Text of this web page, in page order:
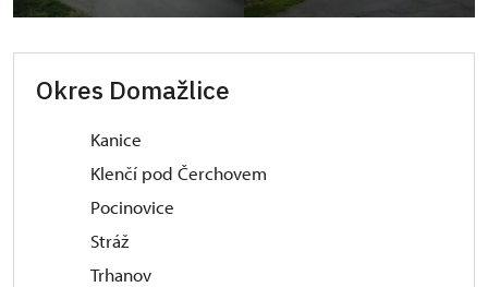
Okres Domažlice
Kanice
Klenčí pod Čerchovem
Pocinovice
Stráž
Trhanov